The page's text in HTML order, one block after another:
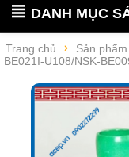
DANH MỤC
Trang chủ Sản phẩm
BE021I-U108/NSK-